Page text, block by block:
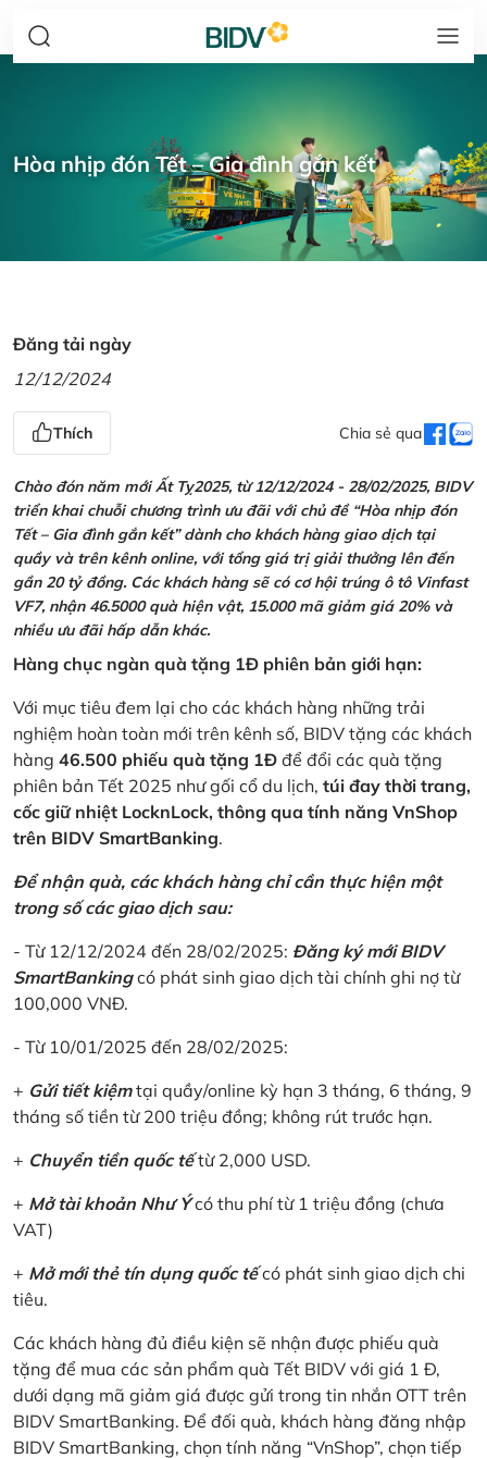
Hòa nhịp đón Tết – Gia đình gắn kết
Đăng tải ngày
12/12/2024
Thích Chia sẻ qua
Chào đón năm mới Ất Tỵ2025, từ 12/12/2024 - 28/02/2025, BIDV
triển khai chuỗi chương trình ưu đãi với chủ đề “Hòa nhịp đón
Tết – Gia đình gắn kết” dành cho khách hàng giao dịch tại
quầy và trên kênh online, với tổng giá trị giải thưởng lên đến
gần 20 tỷ đồng. Các khách hàng sẽ có cơ hội trúng ô tô Vinfast
VF7, nhận 46.5000 quà hiện vật, 15.000 mã giảm giá 20% và
nhiều ưu đãi hấp dẫn khác.
Hàng chục ngàn quà tặng 1Đ phiên bản giới hạn:
Với mục tiêu đem lại cho các khách hàng những trải
nghiệm hoàn toàn mới trên kênh số, BIDV tặng các khách
hàng 46.500 phiếu quà tặng 1Đ để đổi các quà tặng
phiên bản Tết 2025 như gối cổ du lịch, túi đay thời trang,
cốc giữ nhiệt LocknLock, thông qua tính năng VnShop
trên BIDV SmartBanking.
Để nhận quà, các khách hàng chỉ cần thực hiện một
trong số các giao dịch sau:
- Từ 12/12/2024 đến 28/02/2025: Đăng ký mới BIDV
SmartBankingcó phát sinh giao dịch tài chính ghi nợ từ
100,000 VNĐ.
- Từ 10/01/2025 đến 28/02/2025:
+ Gửi tiết kiệmtại quầy/online kỳ hạn 3 tháng, 6 tháng, 9
tháng số tiền từ 200 triệu đồng; không rút trước hạn.
+ Chuyển tiền quốc tếtừ 2,000 USD.
+ Mở tài khoản Như Ýcó thu phí từ 1 triệu đồng (chưa
VAT)
+ Mở mới thẻ tín dụng quốc tếcó phát sinh giao dịch chi
tiêu.
Các khách hàng đủ điều kiện sẽ nhận được phiếu quà
tặng để mua các sản phẩm quà Tết BIDV với giá 1 Đ,
dưới dạng mã giảm giá được gửi trong tin nhắn OTT trên
BIDV SmartBanking. Để đối quà, khách hàng đăng nhập
BIDV SmartBanking, chọn tính năng “VnShop”, chọn tiếp